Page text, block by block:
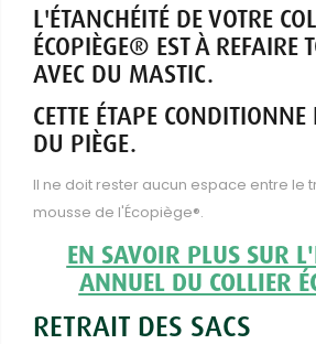
L'ÉTANCHÉITÉ DE VOTRE
ÉCOPIÈGE® EST À REFAIRE
AVEC DU MASTIC.
CETTE ÉTAPE CONDITIONNE
DU PIÈGE.
Il ne doit rester aucun espace entre le
mousse de l'Écopiège®.
EN SAVOIR PLUS SUR
ANNUEL DU COLLIER
RETRAIT DES SACS